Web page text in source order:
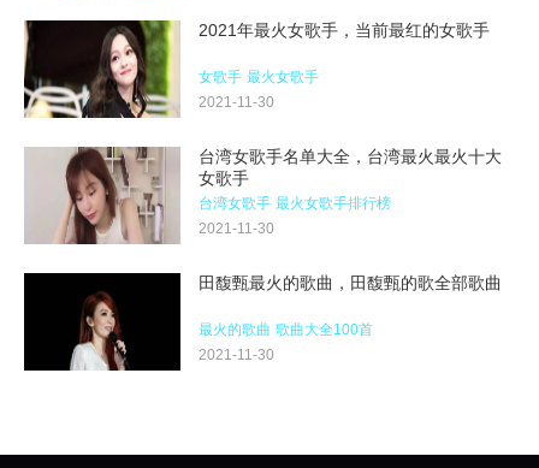
2021年最火女歌手，当前最红的女歌手
女歌手 最火女歌手
2021-11-30
台湾女歌手名单大全，台湾最火最火十大
女歌手
台湾女歌手 最火女歌手排行榜
2021-11-30
田馥甄最火的歌曲，田馥甄的歌全部歌曲
最火的歌曲 歌曲大全100首
2021-11-30